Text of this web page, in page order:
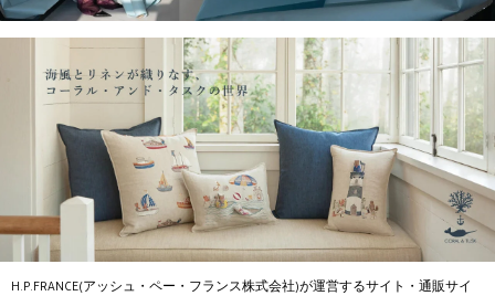
H.P.FRANCE(アッシュ・ペー・フランス株式会社)が運営するサイト・通販サイ